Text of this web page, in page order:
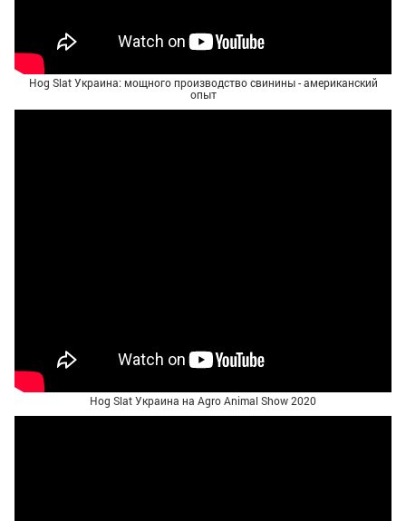
Hog Slat Украина: мощного производство свинины - американский
опыт
Hog Slat Украина на Agro Animal Show 2020